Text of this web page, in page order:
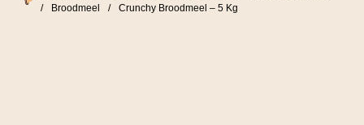
/
Broodmeel / Crunchy Broodmeel – 5 Kg